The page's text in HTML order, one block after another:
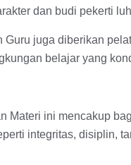
dan budi pekerti
Guru juga diberikan
belajar yang
Materi ini mencakup
integritas, disiplin,